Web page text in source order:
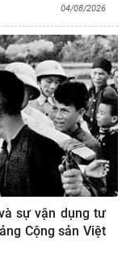
04/08/2026
sự vận dụng tư
Cộng sản Việt